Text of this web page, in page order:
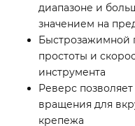
диапазоне и
значением на
Быстрозажимной
простоты и
инструмента
Реверс
вращения для
крепежа